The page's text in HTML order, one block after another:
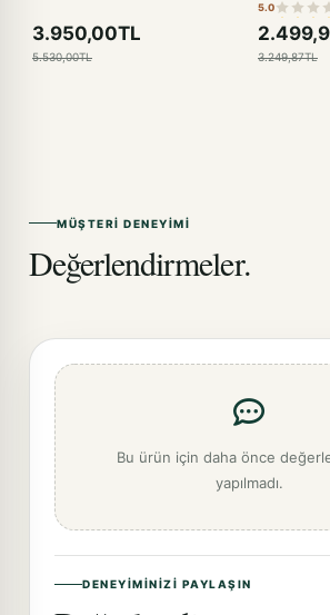
3.950,00TL
5.530,00TL
5.0
3.249,87TL
MÜŞTERI DENEYIMI
Değerlendirmeler.
Bu ürün için daha önce
yapılmadı.
DENEYIMINIZI PAYLAŞIN